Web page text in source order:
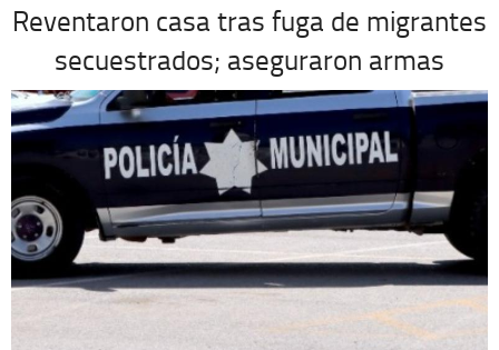
Reventaron casa tras fuga de migrantes
secuestrados; aseguraron armas